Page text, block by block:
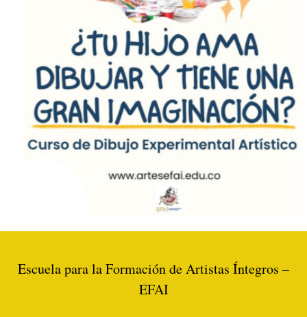
Escuela para la Formación de Artistas Íntegros –
EFAI